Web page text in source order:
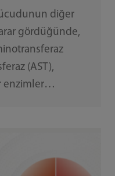
diğer
gördüğünde,
(AST),
enzimler